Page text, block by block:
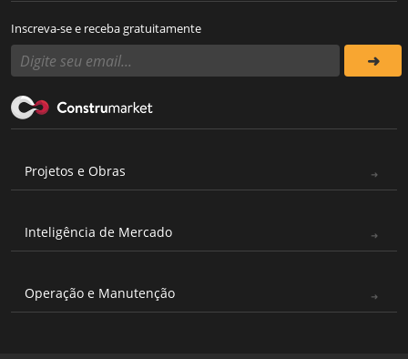
Inscreva-se e receba gratuitamente
Projetos e Obras
Inteligência de Mercado
Operação e Manutenção